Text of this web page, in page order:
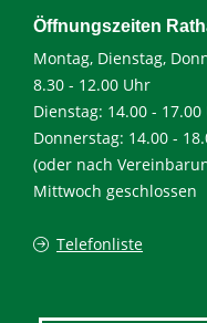
Öffnungszeiten
Montag, Dienstag,
8.30 - 12.00 Uhr
Dienstag: 14.00 - 17.00
Donnerstag: 14.00 -
(oder nach
Mittwoch geschlossen
Telefonliste